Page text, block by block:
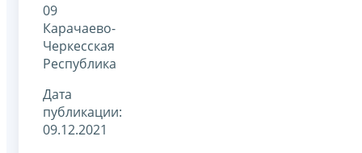
09
Карачаево-
Черкесская
Республика
Дата
публикации:
09.12.2021